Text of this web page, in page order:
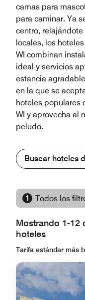
camas para
para caminar. Ya
centro,
locales, los
WI combinan
ideal y servicios
estancia
en la que se
hoteles populares
WI y aprovecha al
peludo.
Buscar hoteles
1 Todos los
Mostrando 1-12
hoteles
Tarifa estándar más